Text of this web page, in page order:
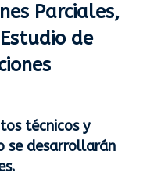
Parciales,
de
técnicos y
se desarrollarán